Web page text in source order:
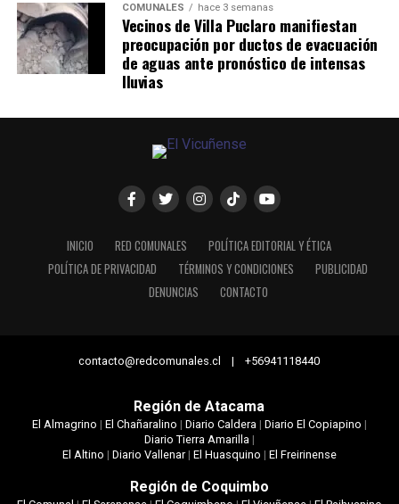
COMUNALES hace 3 semanas
Vecinos de Villa Puclaro manifiestan
preocupación por ductos de evacuación
de aguas ante pronóstico de intensas
lluvias
INICIO RED COMUNALES
POLÍTICA EDITORIAL Y ÉTICA
POLÍTICA DE PRIVACIDAD
TÉRMINOS Y CONDICIONES
PUBLICIDAD
DENUNCIAS
CONTACTO
contacto@redcomunales.cl | +56941118440
Región de Atacama
El Almagrino | El Chañaralino | Diario Caldera | Diario El Copiapino |
Diario Tierra Amarilla |
El Altino | Diario Vallenar| El Huasquino | El Freirinense
Región de Coquimbo